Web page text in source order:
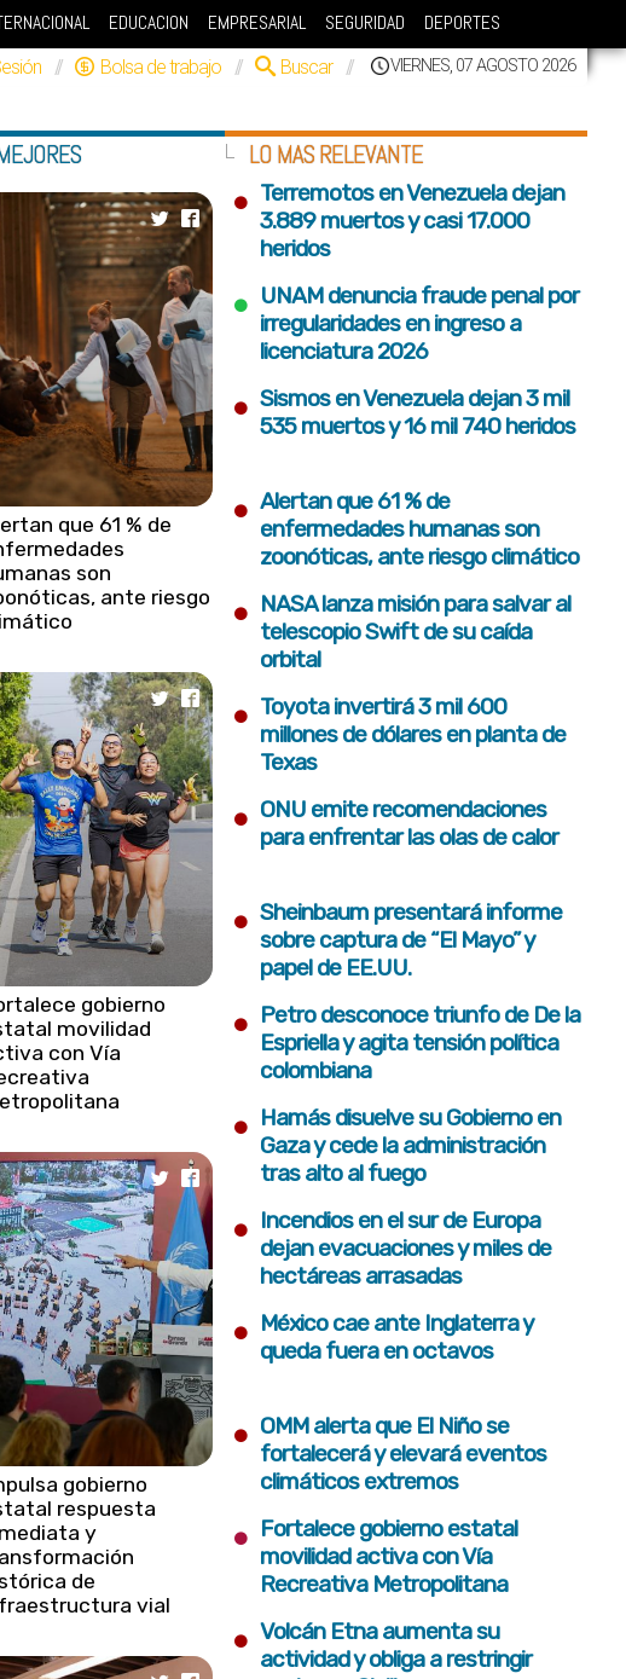
EDUCACION EMPRESARIAL SEGURIDAD DEPORTES
VIERNES, 07 AGOSTO 2026
//
Buscar
//
Bolsa de trabajo
//
que 61 % de
son
ante riesgo
gobierno
movilidad
con Vía
gobierno
respuesta
y
de
vial
LO MAS RELEVANTE
• Terremotos en Venezuela dejan
3.889 muertos y casi 17.000
heridos
• UNAM denuncia fraude penal por
irregularidades en ingreso a
licenciatura 2026
• Sismos en Venezuela dejan 3 mil
535 muertos y 16 mil 740 heridos
• Alertan que 61 % de
enfermedades humanas son
zoonóticas, ante riesgo climático
• NASA lanza misión para salvar al
telescopio Swift de su caída
orbital
• Toyota invertirá 3 mil 600
millones de dólares en planta de
Texas
• ONU emite recomendaciones
para enfrentar las olas de calor
• Sheinbaum presentará informe
sobre captura de “El Mayo” y
papel de EE.UU.
• Petro desconoce triunfo de De la
Espriella y agita tensión política
colombiana
• Hamás disuelve su Gobierno en
Gaza y cede la administración
tras alto al fuego
• Incendios en el sur de Europa
dejan evacuaciones y miles de
hectáreas arrasadas
• México cae ante Inglaterra y
queda fuera en octavos
• OMM alerta que El Niño se
fortalecerá y elevará eventos
climáticos extremos
• Fortalece gobierno estatal
movilidad activa con Vía
Recreativa Metropolitana
• Volcán Etna aumenta su
actividad y obliga a restringir